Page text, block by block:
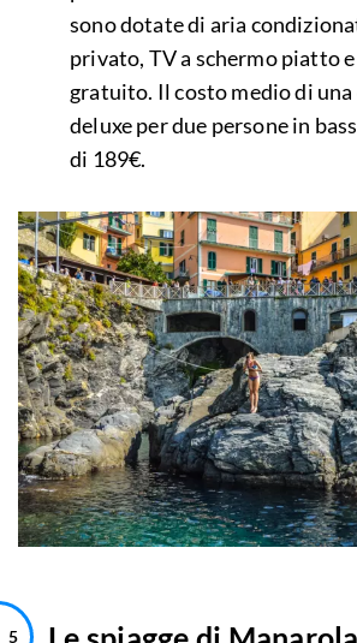
sono dotate di aria
privato, TV a schermo piatto
gratuito. Il costo medio di una
deluxe per due persone in
di 189€.